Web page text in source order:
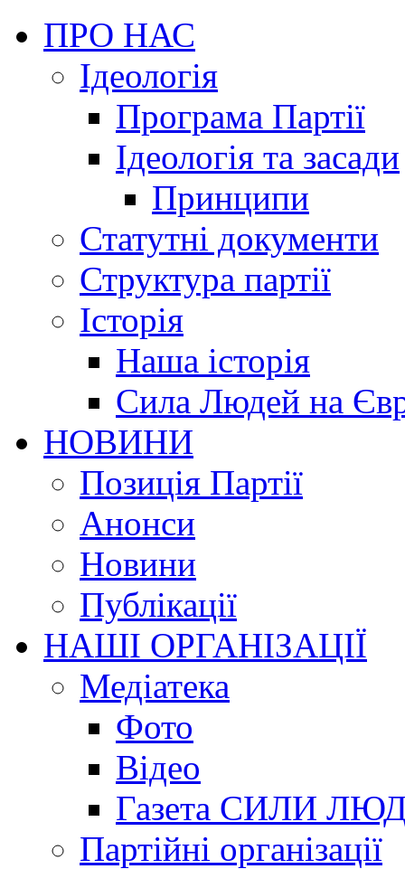
ПРО НАС
Ідеологія
Програма Партії
Ідеологія та засади
Принципи
Статутні документи
Структура партії
Історія
Наша історія
Сила Людей на
НОВИНИ
Позиція Партії
Анонси
Новини
Публікації
НАШІ ОРГАНІЗАЦІЇ
Медіатека
Фото
Відео
Газета СИЛИ
Партійні організації